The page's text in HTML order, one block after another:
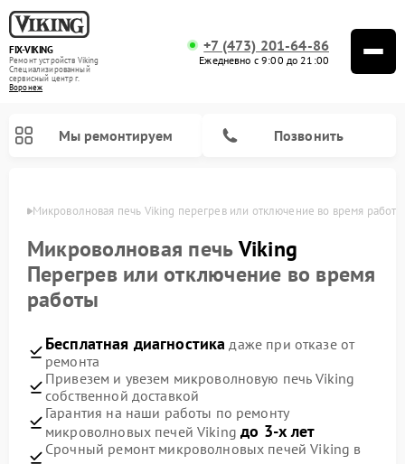
FIX-VIKING
Ремонт устройств Viking
Специализированный
cервисный центр г.
Воронеж
+7 (473) 201-64-86
Ежедневно с 9:00 до 21:00
Мы ремонтируем Позвонить
Микроволновая печь Viking перегрев или отключение во время работы
Микроволновая печьViking
Перегрев или отключение во время
работы
Бесплатная диагностика даже при отказе от
ремонта
Привезем и увезем микроволновую печь Viking
собственной доставкой
Гарантия на наши работы по ремонту
микроволновых печей Vikingдо 3-х лет
Срочный ремонт микроволновых печей Viking в